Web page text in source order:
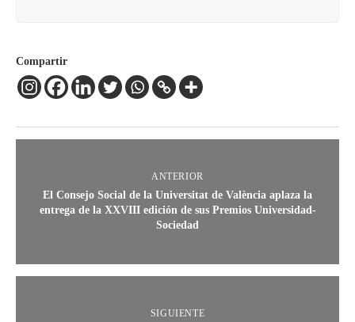
Compartir
ANTERIOR
El Consejo Social de la Universitat de València aplaza la
entrega de la XXVIII edición de sus Premios Universidad-
Sociedad
SIGUIENTE